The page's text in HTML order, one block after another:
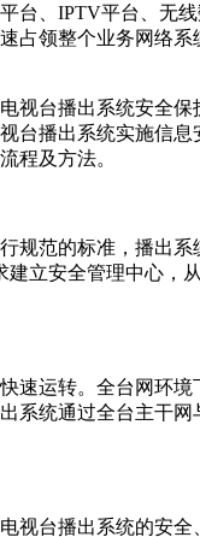
台、IPTV平台、无
占领整个业务网络
台播出系统安全保
台播出系统实施信
程及方法。
范的标准，播出系
立安全管理中心，
运转。全台网环境
系统通过全台主干
台播出系统的安全